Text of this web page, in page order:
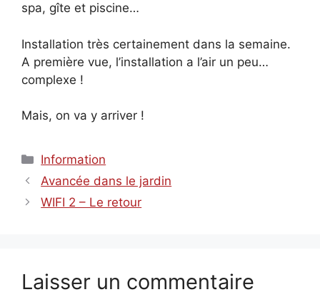
spa, gîte et piscine…
Installation très certainement dans la semaine.
A première vue, l’installation a l’air un peu…
complexe !
Mais, on va y arriver !
Catégories
Information
Avancée dans le jardin
WIFI 2 – Le retour
Laisser un commentaire